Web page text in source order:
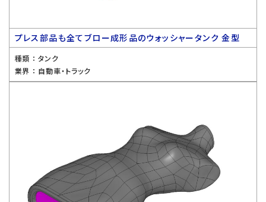
プレス部品も全てブロー成形品のウォッシャータンク 金型
種類 ： タンク
業界 ： 自動車・トラック